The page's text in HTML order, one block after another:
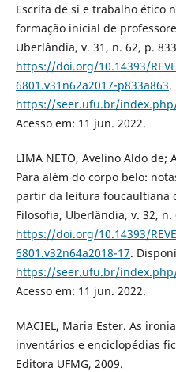
Escrita de si e trabalho ético
formação inicial de
Uberlândia, v. 31, n. 62, p.
https://doi.org/10.14393/
6801.v31n62a2017-p833a863.
https://seer.ufu.br/
Acesso em: 11 jun. 2022.
LIMA NETO, Avelino Aldo de;
Para além do corpo belo:
partir da leitura foucaultiana
Filosofia, Uberlândia, v. 32, n.
https://doi.org/10.14393/
6801.v32n64a2018-17.
https://seer.ufu.br/
Acesso em: 11 jun. 2022.
MACIEL, Maria Ester. As
inventários e enciclopédias
Editora UFMG, 2009.